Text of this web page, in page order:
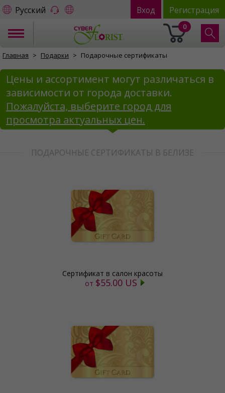
Русский Вход Регистрация
0
Главная Подарки Подарочные сертификаты
Цены и ассортимент могут различаться в
зависимости от города доставки.
Пожалуйста, выберите город для
просмотра актуальных цен.
ПОДАРОЧНЫЕ СЕРТИФИКАТЫ В БЕЛИЗЕ
Cертификат в салон красоты
от $55.00 US